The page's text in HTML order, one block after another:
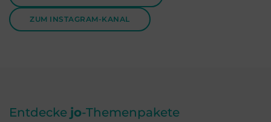
ZUM INSTAGRAM-KANAL
Entdecke jo-Themenpakete